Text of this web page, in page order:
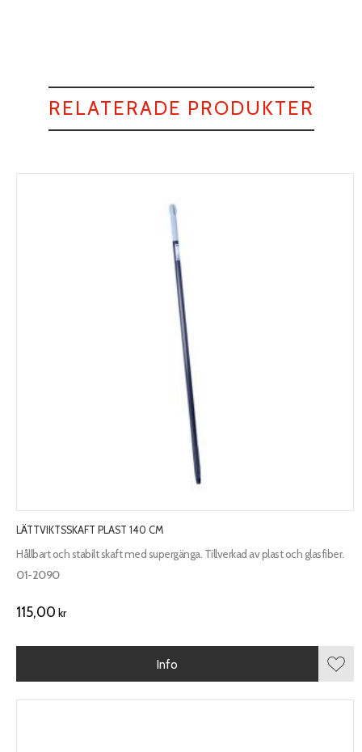
RELATERADE PRODUKTER
LÄTTVIKTSSKAFT PLAST 140 CM
Hållbart och stabilt skaft med supergänga. Tillverkad av plast och glasfiber.
01-2090
115,00 kr
Info